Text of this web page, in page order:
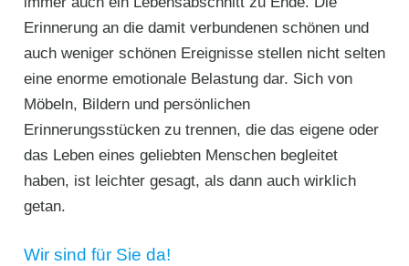
Erinnerung an die damit verbundenen schönen und
auch weniger schönen Ereignisse stellen nicht selten
eine enorme emotionale Belastung dar. Sich von
Möbeln, Bildern und persönlichen
Erinnerungsstücken zu trennen, die das eigene oder
das Leben eines geliebten Menschen begleitet
haben, ist leichter gesagt, als dann auch wirklich
getan.
Wir sind für Sie da!